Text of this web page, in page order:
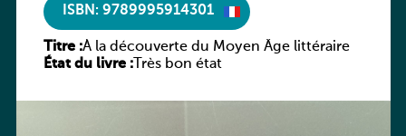
ISBN: 9789995914301
Titre :À la découverte du Moyen Âge littéraire
État du livre :Très bon état